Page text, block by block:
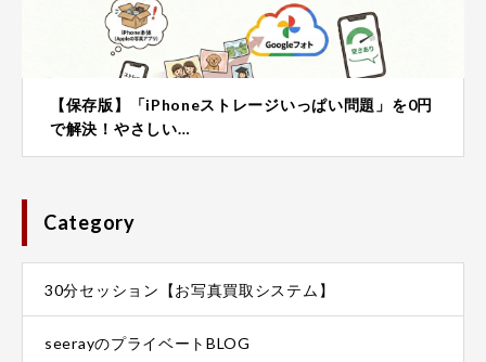
【保存版】「iPhoneストレージいっぱい問題」を0円
で解決！やさしい…
Category
30分セッション【お写真買取システム】
seerayのプライベートBLOG